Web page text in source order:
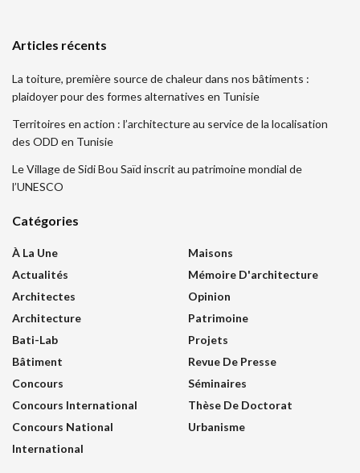
Articles récents
La toiture, première source de chaleur dans nos bâtiments :
plaidoyer pour des formes alternatives en Tunisie
Territoires en action : l’architecture au service de la localisation
des ODD en Tunisie
Le Village de Sidi Bou Saïd inscrit au patrimoine mondial de
l’UNESCO
Catégories
À La Une
Actualités
Architectes
Architecture
Bati-Lab
Bâtiment
Concours
Concours International
Concours National
International
Maisons
Mémoire D'architecture
Opinion
Patrimoine
Projets
Revue De Presse
Séminaires
Thèse De Doctorat
Urbanisme